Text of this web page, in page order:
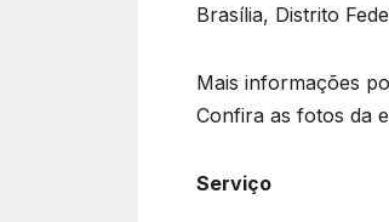
Brasília, Distrito
Mais informações
Confira as fotos da
Serviço